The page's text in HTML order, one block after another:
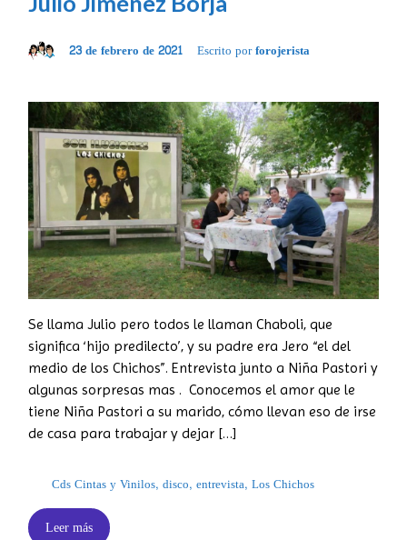
23 de febrero de 2021 Escrito porforojerista
Se llama Julio pero todos le llaman Chaboli, que
significa ‘hijo predilecto’, y su padre era Jero “el del
medio de los Chichos”. Entrevista junto a Niña Pastori y
algunas sorpresas mas . Conocemos el amor que le
tiene Niña Pastori a su marido, cómo llevan eso de irse
de casa para trabajar y dejar […]
Cds Cintas y Vinilos, disco, entrevista, Los Chichos
Leer más